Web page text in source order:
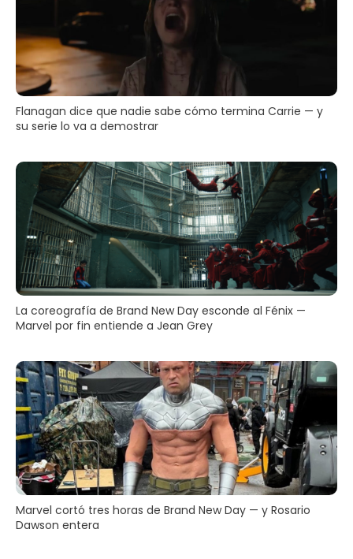
Flanagan dice que nadie sabe cómo termina Carrie — y
su serie lo va a demostrar
La coreografía de Brand New Day esconde al Fénix —
Marvel por fin entiende a Jean Grey
Marvel cortó tres horas de Brand New Day — y Rosario
Dawson entera